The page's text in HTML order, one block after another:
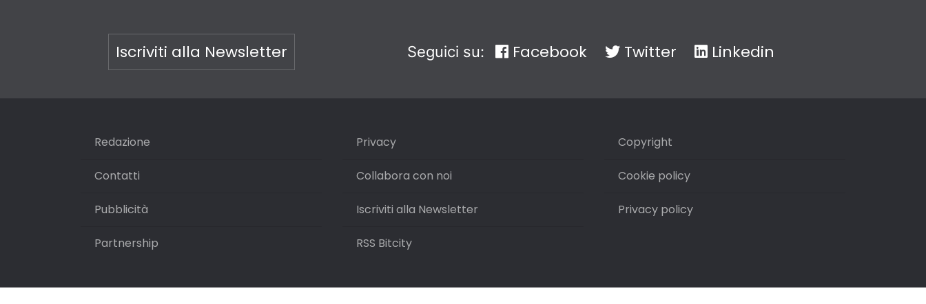
Iscriviti alla Newsletter Seguici su: Facebook Twitter Linkedin
Redazione
Contatti
Pubblicità
Partnership
Privacy
Collabora con noi
Iscriviti alla Newsletter
RSS Bitcity
Copyright
Cookie policy
Privacy policy